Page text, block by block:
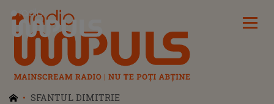
Radio Impuls
SFANTUL DIMITRIE